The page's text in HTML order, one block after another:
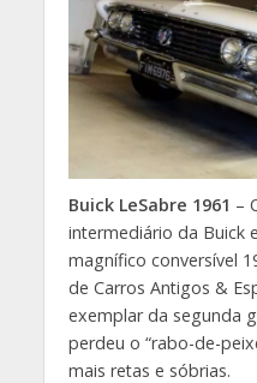
Buick LeSabre 1961 –
intermediário da Buick
magnífico conversível
de Carros Antigos &
exemplar da segunda
perdeu o “rabo-de-
mais retas e sóbrias.